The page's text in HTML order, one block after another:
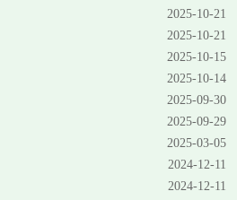
2025-10-21
2025-10-21
2025-10-15
2025-10-14
2025-09-30
2025-09-29
2025-03-05
2024-12-11
2024-12-11